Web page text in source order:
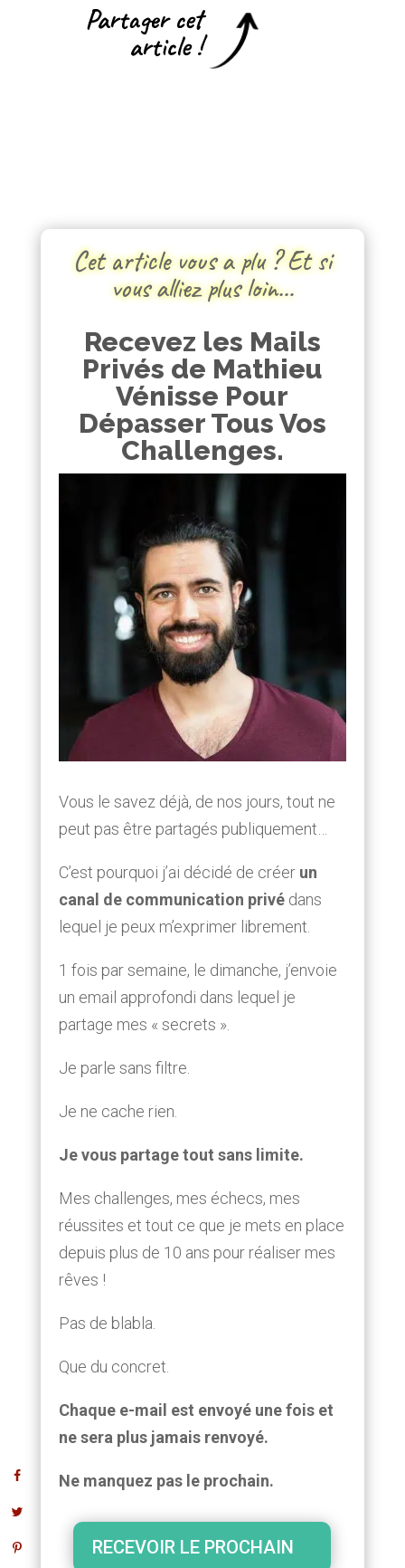
Partager cet
article !
Cet article vous a plu ? Et si
vous alliez plus loin…
Recevez les Mails
Privés de Mathieu
Vénisse Pour
Dépasser Tous Vos
Challenges.
Vous le savez déjà, de nos jours, tout ne
peut pas être partagés publiquement…
C’est pourquoi j’ai décidé de créer un
canal de communication privé dans
lequel je peux m’exprimer librement.
1 fois par semaine, le dimanche, j’envoie
un email approfondi dans lequel je
partage mes « secrets ».
Je parle sans filtre.
Je ne cache rien.
Je vous partage tout sans limite.
Mes challenges, mes échecs, mes
réussites et tout ce que je mets en place
depuis plus de 10 ans pour réaliser mes
rêves !
Pas de blabla.
Que du concret.
Chaque e-mail est envoyé une fois et
ne sera plus jamais renvoyé.
Ne manquez pas le prochain.
RECEVOIR LE PROCHAIN